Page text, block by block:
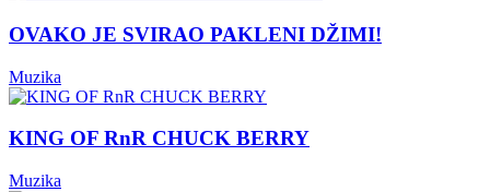
OVAKO JE SVIRAO PAKLENI DŽIMI!
Muzika
KING OF RnR CHUCK BERRY
Muzika